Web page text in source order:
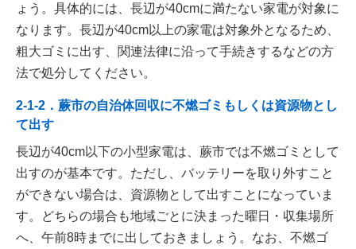
ょう。具体的には、長辺が40cmに満たない家電が対象に
なります。長辺が40cm以上の家電は対象外となるため、
粗大ゴミに出す、関連法律に沿って手続きするなどの方
法で処分してください。
2-1-2．蕨市の自治体回収に不燃ゴミもしくは資源物とし
て出す
長辺が40cm以下の小型家電は、蕨市では不燃ゴミとして
出すのが基本です。ただし、バッテリーを取り外すこと
ができない場合は、資源物として出すことになっていま
す。どちらの場合も地域ごとに決まった曜日・収集場所
へ、午前8時までに出しておきましょう。なお、不燃ゴ